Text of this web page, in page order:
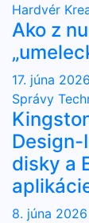
Hardvér
Ako z
17. júna 2026
Správy
Design-
disky a
8. júna 2026